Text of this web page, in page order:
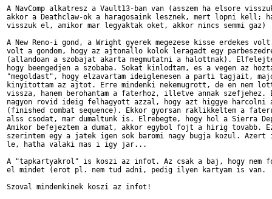
A NavComp alkatresz a Vault13-ban van (asszem ha elsore
akkor a Deathclaw-ok a haragosaink lesznek, mert lopni kell;
visszuk el, amikor mar legyaktak oket, akkor nincs semmi gaz)
A New Reno-i gond, a Wright gyerek megezese kisse erdekes
volt a gondom, hogy az ajtonallo kolok leragadt egy
(allandoan a szobajat akarta megmutatni a halottnak).
hogy beengedjen a szobaba. Sokat kinlodtam, es a vegen az
"megoldast", hogy elzavartam ideiglenesen a parti tagjait,
kinyitottam az ajtot. Erre mindenki nekemugrott, de en nem
vissza, hanem berohantam a faterhoz, illetve annak szefjehez.
nagyon rovid ideig felhagyott azzal, hogy azt higgye harcolni
(finished combat sequence). Ekkor gyorsan raklikkeltem a
alss csodat, mar dumaltunk is. Elrebegte, hogy hol a Sierra
Amikor befejeztem a dumat, akkor egybol fojt a hirig tovabb.
szerintem egy a jatek igen sok baromi nagy bugja kozul.
le, hatha valaki mas i igy jar...
A "tapkartyakrol" is koszi az infot. Az csak a baj, hogy nem
el mindet (erot pl. nem tud adni, pedig ilyen kartyam is van.
Szoval mindenkinek koszi az infot!